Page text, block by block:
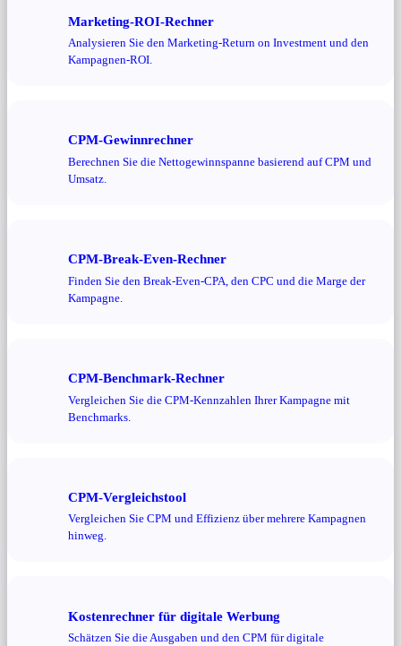
Marketing-ROI-Rechner
Analysieren Sie den Marketing-Return on Investment und den
Kampagnen-ROI.
CPM-Gewinnrechner
Berechnen Sie die Nettogewinnspanne basierend auf CPM und
Umsatz.
CPM-Break-Even-Rechner
Finden Sie den Break-Even-CPA, den CPC und die Marge der
Kampagne.
CPM-Benchmark-Rechner
Vergleichen Sie die CPM-Kennzahlen Ihrer Kampagne mit
Benchmarks.
CPM-Vergleichstool
Vergleichen Sie CPM und Effizienz über mehrere Kampagnen
hinweg.
Kostenrechner für digitale Werbung
Schätzen Sie die Ausgaben und den CPM für digitale